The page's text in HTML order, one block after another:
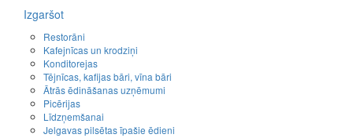
Izgaršot
Restorāni
Kafejnīcas un krodziņi
Konditorejas
Tējnīcas, kafijas bāri, vīna bāri
Ātrās ēdināšanas uzņēmumi
Picērijas
Līdzņemšanai
Jelgavas pilsētas īpašie ēdieni